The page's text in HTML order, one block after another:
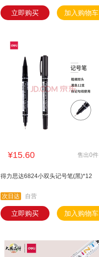
立即购买 加入购物车
¥15.60 售出0件
得力思达6824小双头记号笔(黑)*12
次日达 自营
立即购买 加入购物车